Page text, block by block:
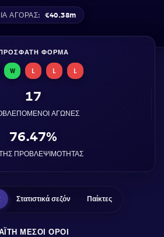
ΑΓΟΡΆΣ: €40.38m
ΦΌΡΜΑ
W L L L
17
ΑΓΏΝΕΣ
76.47%
ΠΡΟΒΛΕΨΙΜΌΤΗΤΑΣ
Στατιστικά σεζόν Παίκτες
ΜΈΣΟΙ ΌΡΟΙ